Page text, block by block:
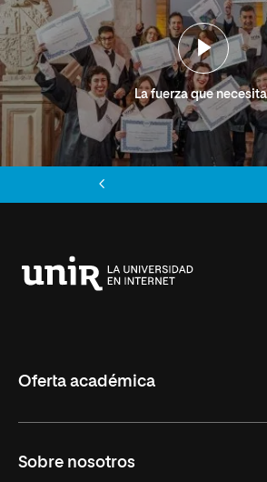
La fuerza que
Oferta académica
Másteres Oficiales
Sobre nosotros